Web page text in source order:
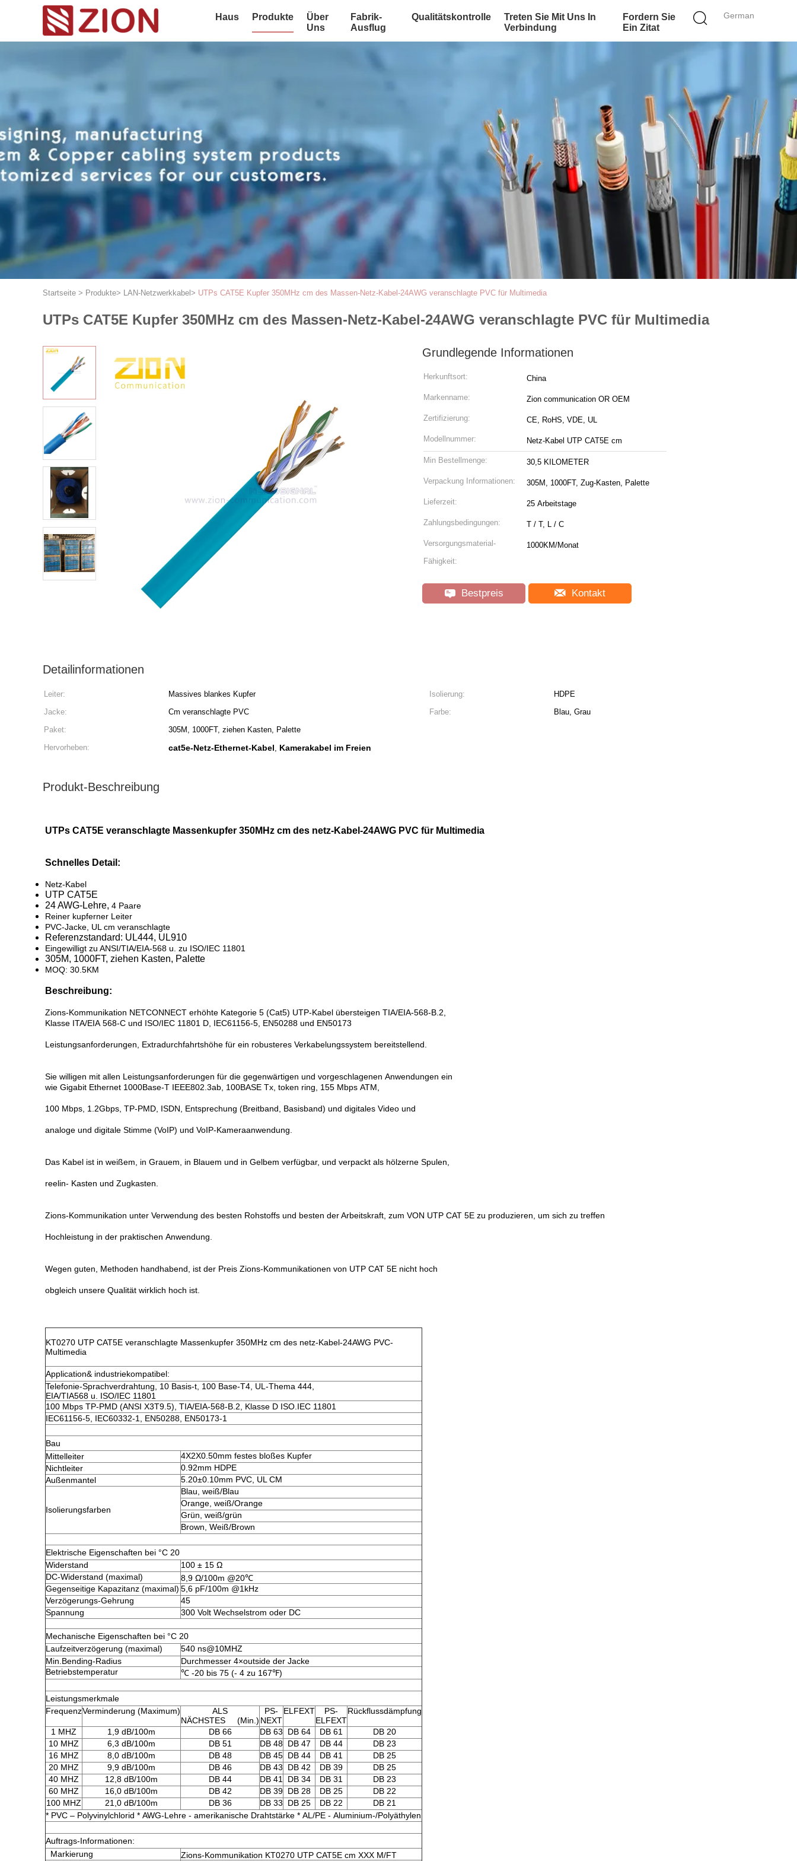
German
Haus Produkte
Über
Uns
Fabrik-
Ausflug
Qualitätskontrolle
Treten Sie Mit Uns In
Verbindung
Fordern Sie
Ein Zitat
Startseite > Produkte> LAN-Netzwerkkabel > UTPs CAT5E Kupfer 350MHz cm des Massen-Netz-Kabel-24AWG veranschlagte PVC für Multimedia
UTPs CAT5E Kupfer 350MHz cm des Massen-Netz-Kabel-24AWG veranschlagte PVC für Multimedia
Grundlegende Informationen
Herkunftsort: China
Markenname: Zion communication OR OEM
Zertifizierung: CE, RoHS, VDE, UL
Modellnummer: Netz-Kabel UTP CAT5E cm
Min Bestellmenge: 30,5 KILOMETER
Verpackung Informationen: 305M, 1000FT, Zug-Kasten, Palette
Lieferzeit: 25 Arbeitstage
Zahlungsbedingungen: T / T, L / C
Versorgungsmaterial-
Fähigkeit:
1000KM/Monat
Bestpreis Kontakt
Detailinformationen
Leiter: Massives blankes Kupfer Isolierung:
HDPE
Jacke:
Cm veranschlagte PVC Farbe:
Blau, Grau
Paket:
305M, 1000FT, ziehen Kasten, Palette
Hervorheben:
cat5e-Netz-Ethernet-Kabel, Kamerakabel im Freien
Produkt-Beschreibung
UTPs CAT5E veranschlagte Massenkupfer 350MHz cm des netz-Kabel-24AWG PVC für Multimedia
Schnelles Detail:
Netz-Kabel
UTP CAT5E
24 AWG-Lehre, 4 Paare
Reiner kupferner Leiter
PVC-Jacke, UL cm veranschlagte
Referenzstandard: UL444, UL910
Eingewilligt zu ANSI/TIA/EIA-568 u. zu ISO/IEC 11801
305M, 1000FT, ziehen Kasten, Palette
MOQ: 30.5KM
Beschreibung:
Zions-Kommunikation NETCONNECT erhöhte Kategorie 5 (Cat5) UTP-Kabel übersteigen TIA/EIA-568-B.2,
Klasse ITA/EIA 568-C und ISO/IEC 11801 D, IEC61156-5, EN50288 und EN50173
Leistungsanforderungen, Extradurchfahrtshöhe für ein robusteres Verkabelungssystem bereitstellend.
Sie willigen mit allen Leistungsanforderungen für die gegenwärtigen und vorgeschlagenen Anwendungen ein
wie Gigabit Ethernet 1000Base-T IEEE802.3ab, 100BASE Tx, token ring, 155 Mbps ATM,
100 Mbps, 1.2Gbps, TP-PMD, ISDN, Entsprechung (Breitband, Basisband) und digitales Video und
analoge und digitale Stimme (VoIP) und VoIP-Kameraanwendung.
Das Kabel ist in weißem, in Grauem, in Blauem und in Gelbem verfügbar, und verpackt als hölzerne Spulen,
reelin- Kasten und Zugkasten.
Zions-Kommunikation unter Verwendung des besten Rohstoffs und besten der Arbeitskraft, zum VON UTP CAT 5E zu produzieren, um sich zu treffen
Hochleistung in der praktischen Anwendung.
Wegen guten, Methoden handhabend, ist der Preis Zions-Kommunikationen von UTP CAT 5E nicht hoch
obgleich unsere Qualität wirklich hoch ist.
KT0270 UTP CAT5E veranschlagte Massenkupfer 350MHz cm des netz-Kabel-24AWG PVC-
Multimedia
Application& industriekompatibel:
Telefonie-Sprachverdrahtung, 10 Basis-t, 100 Base-T4, UL-Thema 444,
EIA/TIA568 u. ISO/IEC 11801
100 Mbps TP-PMD (ANSI X3T9.5), TIA/EIA-568-B.2, Klasse D ISO.IEC 11801
IEC61156-5, IEC60332-1, EN50288, EN50173-1
Bau
Mittelleiter
4X2X0.50mm festes bloßes Kupfer
Nichtleiter
0.92mm HDPE
Außenmantel
5.20±0.10mm PVC, UL CM
Isolierungsfarben
Blau, weiß/Blau
Orange, weiß/Orange
Grün, weiß/grün
Brown, Weiß/Brown
Elektrische Eigenschaften bei °C 20
Widerstand
100 ± 15 Ω
DC-Widerstand (maximal)
8,9 Ω/100m @20℃
Gegenseitige Kapazitanz (maximal) 5,6 pF/100m @1kHz
Verzögerungs-Gehrung
45
Spannung
300 Volt Wechselstrom oder DC
Mechanische Eigenschaften bei °C 20
Laufzeitverzögerung (maximal)
540 ns@10MHZ
Min.Bending-Radius
Durchmesser 4×outside der Jacke
Betriebstemperatur
℃ -20 bis 75 (- 4 zu 167℉)
Leistungsmerkmale
FrequenzVerminderung (Maximum)
ALS
NÄCHSTES (Min.)
PS-
NEXT
ELFEXT
PS-
ELFEXT
Rückflussdämpfung
1 MHZ 1,9 dB/100m DB 66 DB 63 DB 64 DB 61
DB 20
10 MHZ
6,3 dB/100m DB 51 DB 48 DB 47 DB 44
DB 23
16 MHZ
8,0 dB/100m DB 48 DB 45 DB 44 DB 41
DB 25
20 MHZ
9,9 dB/100m DB 46 DB 43 DB 42 DB 39
DB 25
40 MHZ
12,8 dB/100m DB 44 DB 41 DB 34 DB 31
DB 23
60 MHZ
16,0 dB/100m DB 42 DB 39 DB 28 DB 25
DB 22
100 MHZ
21,0 dB/100m DB 36 DB 33 DB 25 DB 22
DB 21
* PVC – Polyvinylchlorid * AWG-Lehre - amerikanische Drahtstärke * AL/PE - Aluminium-/Polyäthylen
Auftrags-Informationen:
Markierung
Zions-Kommunikation KT0270 UTP CAT5E cm XXX M/FT